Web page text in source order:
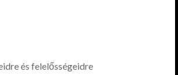
és felelősségeidre